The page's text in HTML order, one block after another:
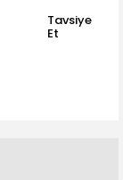
Tavsiye
Et